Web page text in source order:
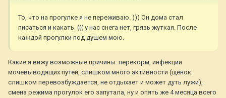
То, что на прогулке я не переживаю. ))) Он дома стал
писаться и какать. ((( у нас снега нет, грязь жуткая. После
каждой прогулки под душем мою.
Какие я вижу возможные причины: перекорм, инфекции
мочевыводящих путей, слишком много активности (щенок
слишком перевозбуждается, не отдыхает и может дуть лужи),
смена режима прогулок его запутала, ну и опять же 4 месяца всего